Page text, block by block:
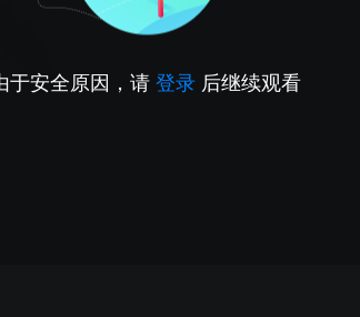
于安全原因，请 登录 后继续观看